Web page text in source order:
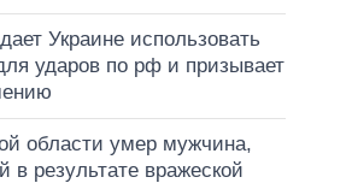
Украине использовать
ударов по рф и призывает
области умер мужчина,
в результате вражеской